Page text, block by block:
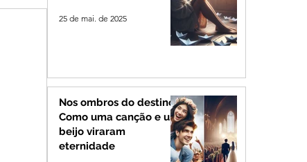
25 de mai. de 2025
Nos ombros do destino:
Como uma canção e um
beijo viraram
eternidade